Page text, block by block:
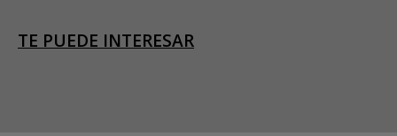
TE PUEDE INTERESAR